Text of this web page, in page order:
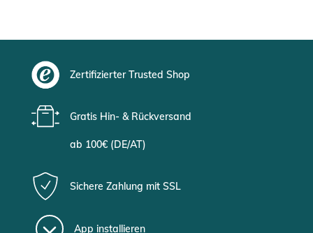
Zertifizierter Trusted Shop
Gratis Hin- & Rückversand
ab 100€ (DE/AT)
Sichere Zahlung mit SSL
App installieren